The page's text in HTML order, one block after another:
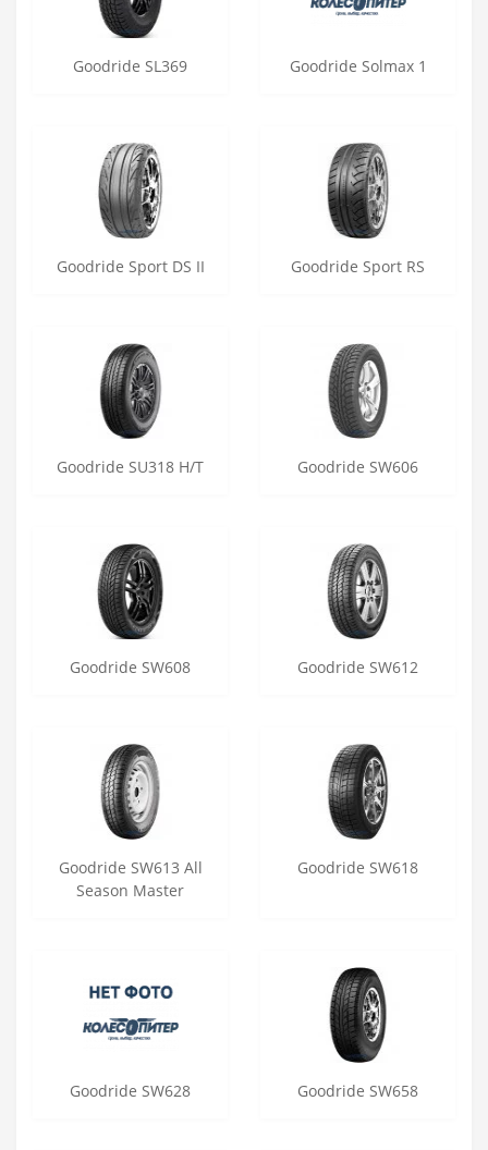
Goodride SL369 Goodride Solmax 1
Goodride Sport DS II Goodride Sport RS
Goodride SU318 H/T Goodride SW606
Goodride SW608 Goodride SW612
Goodride SW613 All
Season Master
Goodride SW618
Goodride SW628 Goodride SW658